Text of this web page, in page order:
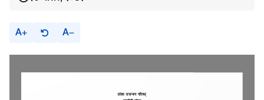
A A